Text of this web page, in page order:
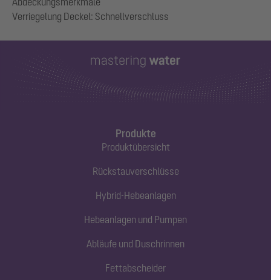
Produkte
Produktübersicht
Rückstauverschlüsse
Hybrid-Hebeanlagen
Hebeanlagen und Pumpen
Abläufe und Duschrinnen
Fettabscheider